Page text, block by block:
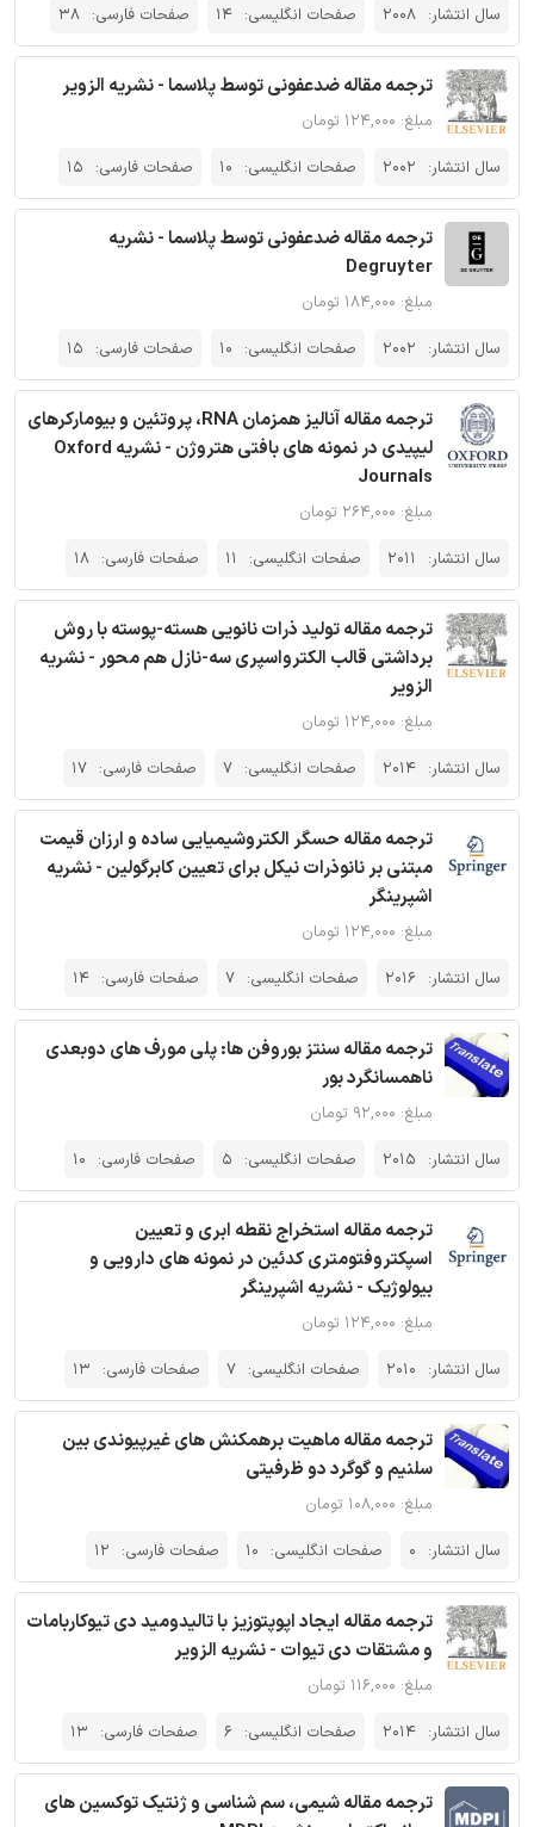
سال انتشار: 2008 صفحات انگلیسی: 14 صفحات فارسی: 38
ترجمه مقاله ضدعفونی توسط پلاسما - نشریه الزویر
مبلغ: ۱۲۴,۰۰۰ تومان
سال انتشار: 2002 صفحات انگلیسی: 10 صفحات فارسی: 15
ترجمه مقاله ضدعفونی توسط پلاسما - نشریه
Degruyter
مبلغ: ۱۸۴,۰۰۰ تومان
سال انتشار: 2002 صفحات انگلیسی: 10 صفحات فارسی: 15
ترجمه مقاله آنالیز همزمان RNA، پروتئین و بیومارکرهای
لیپیدی در نمونه های بافتی هتروژن - نشریه Oxford
Journals
مبلغ: ۲۶۴,۰۰۰ تومان
سال انتشار:
2011 صفحات انگلیسی: 11 صفحات فارسی: 18
ترجمه مقاله تولید ذرات نانویی هسته-پوسته با روش
برداشتی قالب الکترواسپری سه-نازل هم محور - نشریه
الزویر
مبلغ: ۱۲۴,۰۰۰ تومان
سال انتشار: 2014 صفحات انگلیسی: 7 صفحات فارسی: 17
ترجمه مقاله حسگر الکتروشیمیایی ساده و ارزان قیمت
مبتنی بر نانوذرات نیکل برای تعیین کابرگولین - نشریه
اشپرینگر
مبلغ: ۱۲۴,۰۰۰ تومان
سال انتشار: 2016 صفحات انگلیسی: 7 صفحات فارسی: 14
ترجمه مقاله سنتز بوروفن ها: پلی مورف های دوبعدی
ناهمسانگرد بور
مبلغ: ۹۲,۰۰۰ تومان
سال انتشار: 2015 صفحات انگلیسی: 5 صفحات فارسی: 10
ترجمه مقاله استخراج نقطه ابری و تعیین
اسپکتروفتومتری کدئین در نمونه های دارویی و
بیولوژیک - نشریه اشپرینگر
مبلغ: ۱۲۴,۰۰۰ تومان
سال انتشار: 2010 صفحات انگلیسی: 7 صفحات فارسی: 13
ترجمه مقاله ماهیت برهمکنش های غیرپیوندی بین
سلنیم و گوگرد دو ظرفیتی
مبلغ: ۱۰۸,۰۰۰ تومان
سال انتشار: 0 صفحات انگلیسی: 10 صفحات فارسی: 12
ترجمه مقاله ایجاد اپوپتوزیز با تالیدومید دی تیوکاربامات
و مشتقات دی تیوات - نشریه الزویر
مبلغ: ۱۱۶,۰۰۰ تومان
سال انتشار: 2014 صفحات انگلیسی: 6 صفحات فارسی: 13
ترجمه مقاله شیمی، سم شناسی و ژنتیک توکسین های